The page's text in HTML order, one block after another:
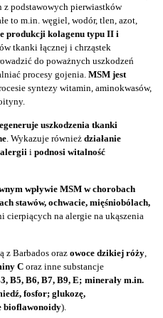
z podstawowych pierwiastków
to m.in. węgiel, wodór, tlen, azot,
produkcji kolagenu typu II i
tkanki łącznej i chrząstek
do poważnych uszkodzeń
procesy gojenia. MSM jest
syntezy witamin, aminokwasów,
uszkodzenia tkanki
. Wykazuje również działanie
alergiii podnosi witalność
wpływie MSM w chorobach
stawów, ochwacie, mięśniobólach,
cierpiących na alergie na ukąszenia
z Barbados oraz owoce dzikiej róży,
C oraz inne substancje
B5, B6, B7, B9, E; minerały m.in.
fosfor; glukozę,
bioflawonoidy).